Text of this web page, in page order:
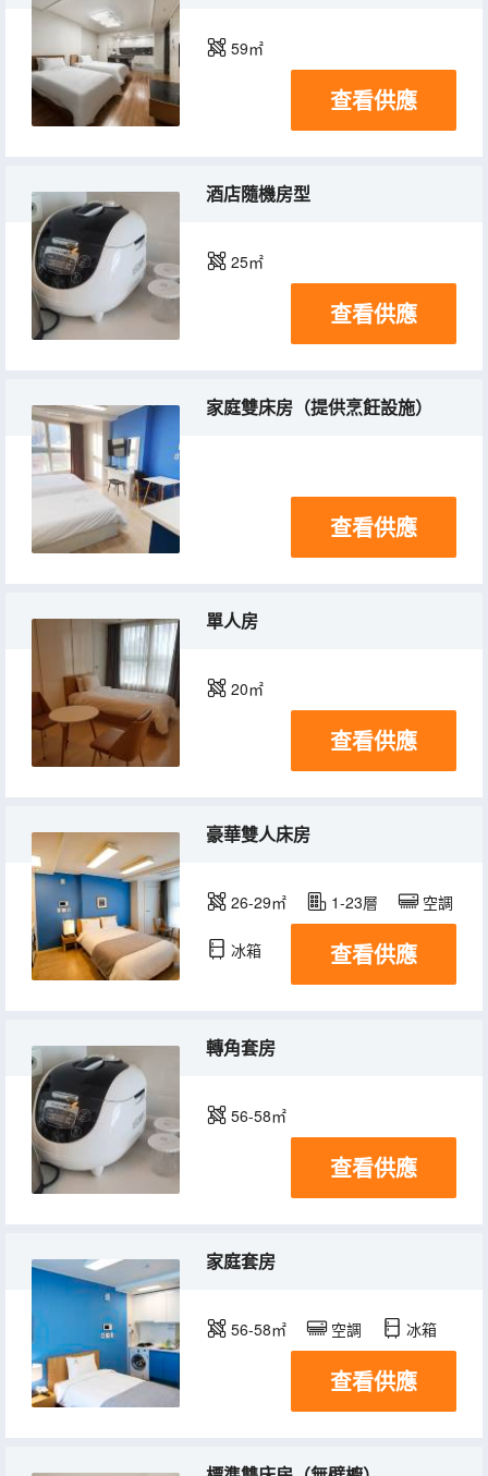
59㎡
查看供應
酒店隨機房型
25㎡
查看供應
家庭雙床房（提供烹飪設施）
查看供應
單人房
20㎡
查看供應
豪華雙人床房
26-29㎡ 1-23層 空調
冰箱 查看供應
轉角套房
56-58㎡
查看供應
家庭套房
56-58㎡ 空調 冰箱
查看供應